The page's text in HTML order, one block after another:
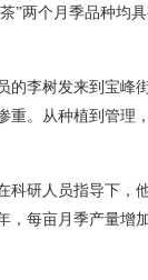
”两个月季品种均
的李树发来到宝峰
。从种植到管理
科研人员指导下，
每亩月季产量增